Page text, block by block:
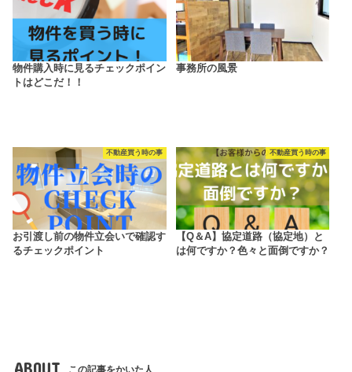
物件購入時に見るチェックポイン
トはどこだ！！
事務所の風景
不動産買う時の事
お引渡し前の物件立会いで確認す
るチェックポイント
不動産買う時の事
【Q＆A】協定道路（協定地）と
は何ですか？色々と面倒ですか？
ABOUT